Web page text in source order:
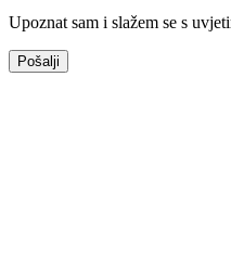
Upoznat sam i slažem se s
Pošalji